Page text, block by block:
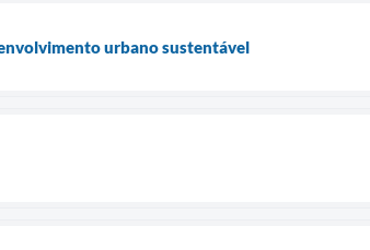
urbano sustentável